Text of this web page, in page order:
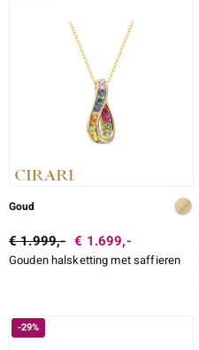
Goud
€ 1.999,- € 1.699,-
Gouden halsketting met saffieren
-29%